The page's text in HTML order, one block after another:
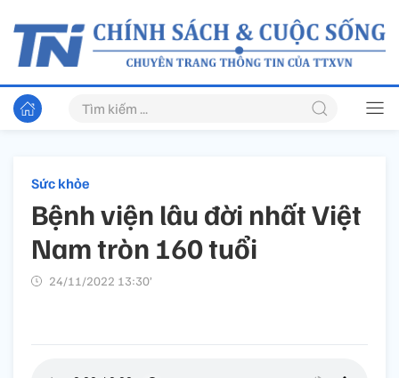
Sức khỏe
Bệnh viện lâu đời nhất Việt
Nam tròn 160 tuổi
24/11/2022 13:30’